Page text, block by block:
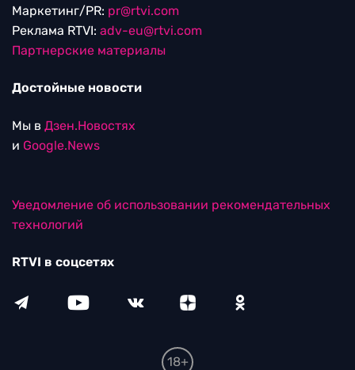
Маркетинг/PR: pr@rtvi.com
Реклама RTVI: adv-eu@rtvi.com
Партнерские материалы
Достойные новости
Мы в Дзен.Новостях
и Google.News
Уведомление об использовании рекомендательных
технологий
RTVI в соцсетях
18+